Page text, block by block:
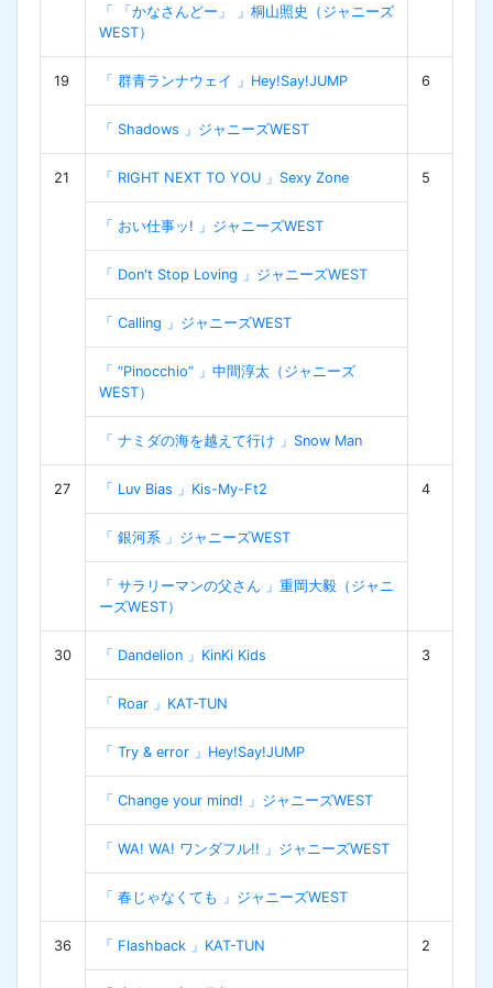
「 「かなさんどー」 」桐山照史（ジャニーズ
WEST）
19 「 群青ランナウェイ 」Hey!Say!JUMP 6
「 Shadows 」ジャニーズWEST
21 「 RIGHT NEXT TO YOU 」Sexy Zone 5
「 おい仕事ッ! 」ジャニーズWEST
「 Don't Stop Loving 」ジャニーズWEST
「 Calling 」ジャニーズWEST
「 “Pinocchio” 」中間淳太（ジャニーズ
WEST）
「 ナミダの海を越えて行け 」Snow Man
27 「 Luv Bias 」Kis-My-Ft2 4
「 銀河系 」ジャニーズWEST
「 サラリーマンの父さん 」重岡大毅（ジャニ
ーズWEST）
30 「 Dandelion 」KinKi Kids 3
「 Roar 」KAT-TUN
「 Try & error 」Hey!Say!JUMP
「 Change your mind! 」ジャニーズWEST
「 WA! WA! ワンダフル!! 」ジャニーズWEST
「 春じゃなくても 」ジャニーズWEST
36 「 Flashback 」KAT-TUN 2